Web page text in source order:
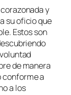
y
su oficio que
Estos son
de manera
conforme a
a los